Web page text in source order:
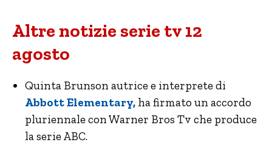
Altre notizie serie tv 12
agosto
Quinta Brunson autrice e interprete di
Abbott Elementary, ha firmato un accordo
pluriennale con Warner Bros Tv che produce
la serie ABC.